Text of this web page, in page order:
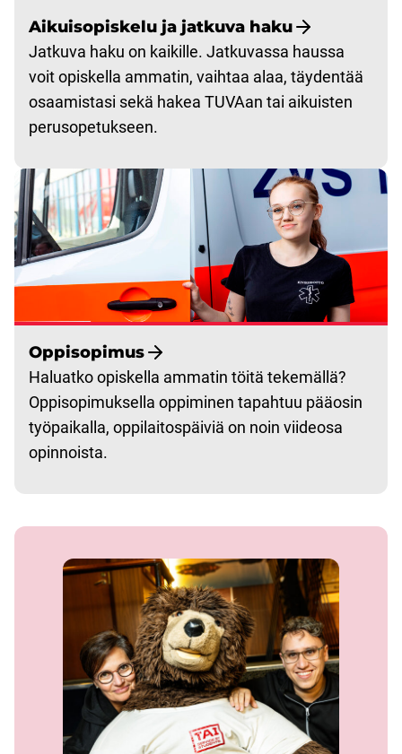
Aikuisopiskelu ja jatkuva haku
Jatkuva haku on kaikille. Jatkuvassa haussa
voit opiskella ammatin, vaihtaa alaa, täydentää
osaamistasi sekä hakea TUVAan tai aikuisten
perusopetukseen.
Oppisopimus
Haluatko opiskella ammatin töitä tekemällä?
Oppisopimuksella oppiminen tapahtuu pääosin
työpaikalla, oppilaitospäiviä on noin viideosa
opinnoista.